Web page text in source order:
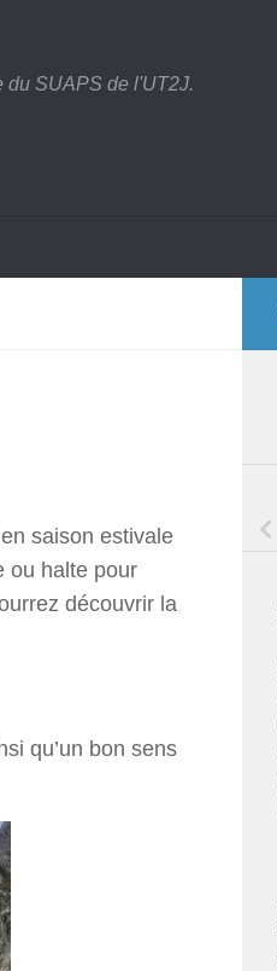
du SUAPS de l'UT2J.
saison estivale
ou halte pour
découvrir la
qu’un bon sens